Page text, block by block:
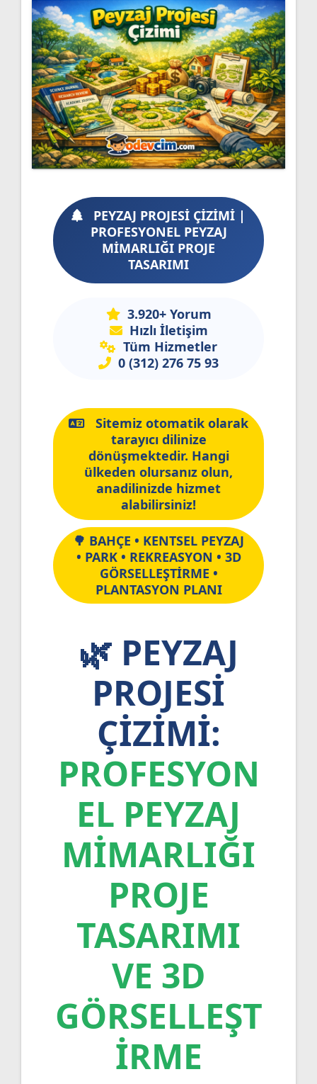
PEYZAJ PROJESİ ÇİZİMİ |
PROFESYONEL PEYZAJ
MİMARLIĞI PROJE
TASARIMI
3.920+ Yorum
Hızlı İletişim
Tüm Hizmetler
0 (312) 276 75 93
Sitemiz otomatik olarak
tarayıcı dilinize
dönüşmektedir. Hangi
ülkeden olursanız olun,
anadilinizde hizmet
alabilirsiniz!
🌳 BAHÇE • KENTSEL PEYZAJ
• PARK • REKREASYON • 3D
GÖRSELLEŞTİRME •
PLANTASYON PLANI
🌿 PEYZAJ
PROJESI
ÇIZIMI:
PROFESYON
EL PEYZAJ
MIMARLIĞI
PROJE
TASARIMI
VE 3D
GÖRSELLEŞT
IRME